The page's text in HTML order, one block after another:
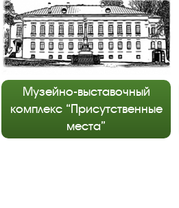
Музейно-выставочный
комплекс “Присутственные
места”